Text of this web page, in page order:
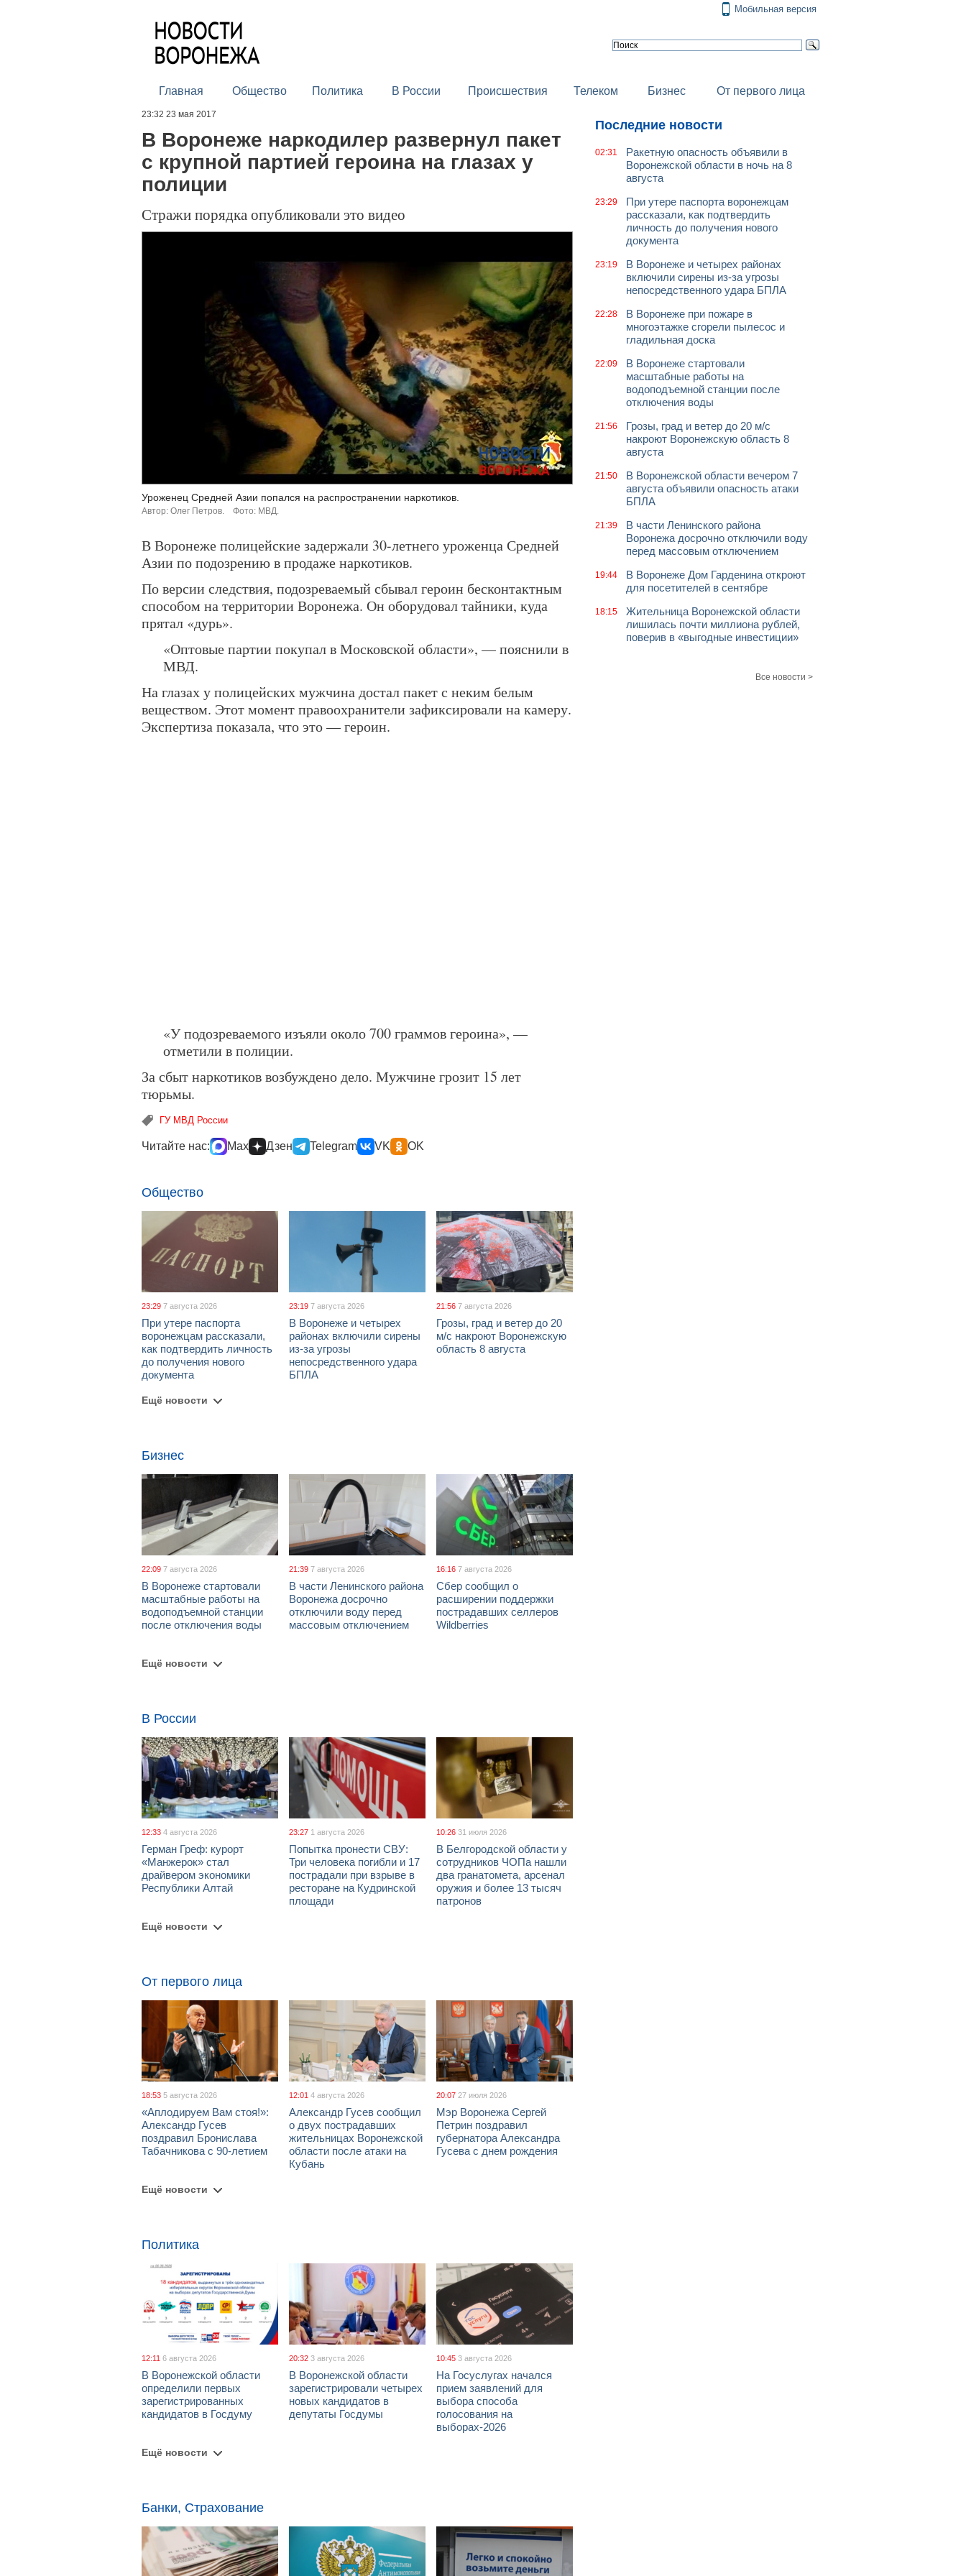
Мобильная версия
Главная Общество Политика В России Происшествия Телеком Бизнес От первого лица
23:32 23 мая 2017
В Воронеже наркодилер развернул пакет
с крупной партией героина на глазах у
полиции
Стражи порядка опубликовали это видео
Уроженец Средней Азии попался на распространении наркотиков.
Автор: Олег Петров. Фото: МВД.
В Воронеже полицейские задержали 30-летнего уроженца Средней
Азии по подозрению в продаже наркотиков.
По версии следствия, подозреваемый сбывал героин бесконтактным
способом на территории Воронежа. Он оборудовал тайники, куда
прятал «дурь».
«Оптовые партии покупал в Московской области», — пояснили в
МВД.
На глазах у полицейских мужчина достал пакет с неким белым
веществом. Этот момент правоохранители зафиксировали на камеру.
Экспертиза показала, что это — героин.
«У подозреваемого изъяли около 700 граммов героина», —
отметили в полиции.
За сбыт наркотиков возбуждено дело. Мужчине грозит 15 лет
тюрьмы.
ГУ МВД России
Читайте нас: Max Дзен Telegram VK OK
Общество
23:29 7 августа 2026
При утере паспорта
воронежцам рассказали,
как подтвердить личность
до получения нового
документа
23:19 7 августа 2026
В Воронеже и четырех
районах включили сирены
из-за угрозы
непосредственного удара
БПЛА
21:56 7 августа 2026
Грозы, град и ветер до 20
м/с накроют Воронежскую
область 8 августа
Ещё новости
Бизнес
22:09 7 августа 2026
В Воронеже стартовали
масштабные работы на
водоподъемной станции
после отключения воды
21:39 7 августа 2026
В части Ленинского района
Воронежа досрочно
отключили воду перед
массовым отключением
16:16 7 августа 2026
Сбер сообщил о
расширении поддержки
пострадавших селлеров
Wildberries
Ещё новости
В России
12:33 4 августа 2026
Герман Греф: курорт
«Манжерок» стал
драйвером экономики
Республики Алтай
23:27 1 августа 2026
Попытка пронести СВУ:
Три человека погибли и 17
пострадали при взрыве в
ресторане на Кудринской
площади
10:26 31 июля 2026
В Белгородской области у
сотрудников ЧОПа нашли
два гранатомета, арсенал
оружия и более 13 тысяч
патронов
Ещё новости
От первого лица
18:53 5 августа 2026
«Аплодируем Вам стоя!»:
Александр Гусев
поздравил Бронислава
Табачникова с 90-летием
12:01 4 августа 2026
Александр Гусев сообщил
о двух пострадавших
жительницах Воронежской
области после атаки на
Кубань
20:07 27 июля 2026
Мэр Воронежа Сергей
Петрин поздравил
губернатора Александра
Гусева с днем рождения
Ещё новости
Политика
12:11 6 августа 2026
В Воронежской области
определили первых
зарегистрированных
кандидатов в Госдуму
20:32 3 августа 2026
В Воронежской области
зарегистрировали четырех
новых кандидатов в
депутаты Госдумы
10:45 3 августа 2026
На Госуслугах начался
прием заявлений для
выбора способа
голосования на
выборах-2026
Ещё новости
Банки, Страхование
Последние новости
02:31
Ракетную опасность объявили в
Воронежской области в ночь на 8
августа
23:29
При утере паспорта воронежцам
рассказали, как подтвердить
личность до получения нового
документа
23:19
В Воронеже и четырех районах
включили сирены из-за угрозы
непосредственного удара БПЛА
22:28
В Воронеже при пожаре в
многоэтажке сгорели пылесос и
гладильная доска
22:09
В Воронеже стартовали
масштабные работы на
водоподъемной станции после
отключения воды
21:56
Грозы, град и ветер до 20 м/с
накроют Воронежскую область 8
августа
21:50
В Воронежской области вечером 7
августа объявили опасность атаки
БПЛА
21:39
В части Ленинского района
Воронежа досрочно отключили воду
перед массовым отключением
19:44
В Воронеже Дом Гарденина откроют
для посетителей в сентябре
18:15
Жительница Воронежской области
лишилась почти миллиона рублей,
поверив в «выгодные инвестиции»
Все новости >